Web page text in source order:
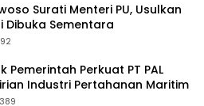
Surati Menteri PU, Usulkan
Dibuka Sementara
Pemerintah Perkuat PT PAL
Industri Pertahanan Maritim
389